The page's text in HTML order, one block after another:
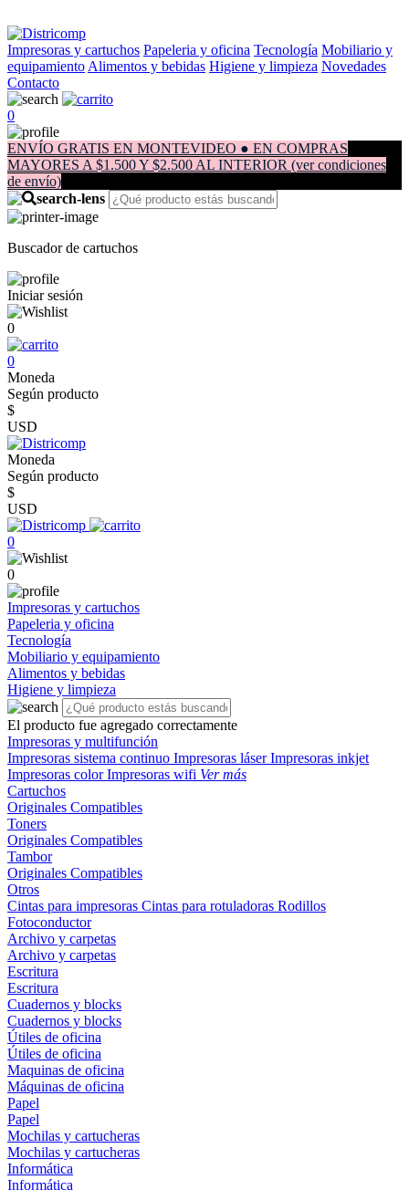
Impresoras y cartuchos Papeleria y oficina Tecnología Mobiliario y
equipamiento Alimentos y bebidas Higiene y limpieza Novedades
Contacto
0
ENVÍO GRATIS EN MONTEVIDEO ● EN COMPRAS
MAYORES A $1.500 Y $2.500 AL INTERIOR (ver condiciones
de envío)
Buscador de cartuchos
Iniciar sesión
0
0
Moneda
Según producto
$
USD
Moneda
Según producto
$
USD
0
0
Impresoras y cartuchos
Papeleria y oficina
Tecnología
Mobiliario y equipamiento
Alimentos y bebidas
Higiene y limpieza
El producto fue agregado correctamente
Impresoras y multifunción
Impresoras sistema continuo Impresoras láserImpresoras inkjet
Impresoras colorImpresoras wifi Ver más
Cartuchos
Originales Compatibles
Toners
Originales Compatibles
Tambor
Originales Compatibles
Otros
Cintas para impresoras Cintas para rotuladoras Rodillos
Fotoconductor
Archivo y carpetas
Archivo y carpetas
Escritura
Escritura
Cuadernos y blocks
Cuadernos y blocks
Útiles de oficina
Útiles de oficina
Maquinas de oficina
Máquinas de oficina
Papel
Papel
Mochilas y cartucheras
Mochilas y cartucheras
Informática
Informática